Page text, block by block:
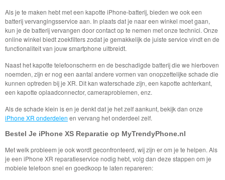
Als je te maken hebt met een kapotte iPhone-batterij, bieden we ook een
batterij vervangingsservice aan. In plaats dat je naar een winkel moet gaan,
kun je de batterij vervangen door contact op te nemen met onze technici. Onze
online winkel biedt zoekfilters zodat je gemakkelijk de juiste service vindt en de
functionaliteit van jouw smartphone uitbreidt.
Naast het kapotte telefoonscherm en de beschadigde batterij die we hierboven
noemden, zijn er nog een aantal andere vormen van onopzettelijke schade die
kunnen optreden bij je XR. Dit kan waterschade zijn, een kapotte achterkant,
een kapotte oplaadconnector, cameraproblemen, enz.
Als de schade klein is en je denkt dat je het zelf aankunt, bekijk dan onze
iPhone XR onderdelen en vervang het onderdeel zelf.
Bestel Je iPhone XS Reparatie op MyTrendyPhone.nl
Met welk probleem je ook wordt geconfronteerd, wij zijn er om je te helpen. Als
je een iPhone XR reparatieservice nodig hebt, volg dan deze stappen om je
mobiele telefoon snel en goedkoop te laten repareren: